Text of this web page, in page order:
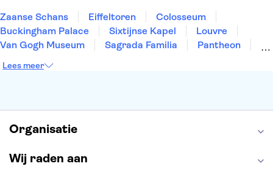
Zaanse Schans Eiffeltoren
Colosseum
Buckingham Palace
Sixtijnse Kapel
Louvre
Van Gogh Museum
Sagrada Familia
Pantheon
Keukenhof
Lees meer
Organisatie
Wij raden aan